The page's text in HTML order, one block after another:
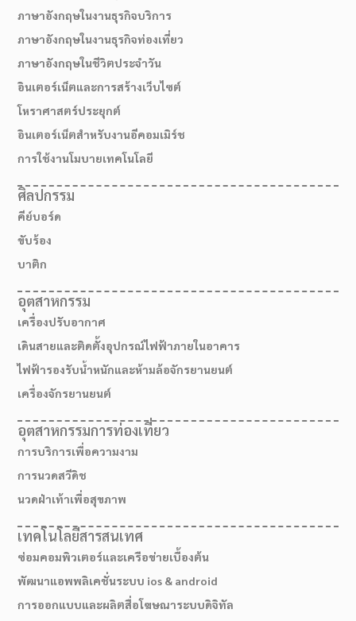
ภาษาอังกฤษในงานธุรกิจบริการ
ภาษาอังกฤษในงานธุรกิจท่องเที่ยว
ภาษาอังกฤษในชีวิตประจำวัน
อินเตอร์เน็ตและการสร้างเว็บไซต์
โหราศาสตร์ประยุกต์
อินเตอร์เน็ตสำหรับงานอีคอมเมิร์ช
การใช้งานโมบายเทคโนโลยี
ศิลปกรรม
คีย์บอร์ด
ขับร้อง
บาติก
อุตสาหกรรม
เครื่องปรับอากาศ
เดินสายและติดตั้งอุปกรณ์ไฟฟ้าภายในอาคาร
ไฟฟ้ารองรับน้ำหนักและห้ามล้อจักรยานยนต์
เครื่องจักรยานยนต์
อุตสาหกรรมการท่องเที่ยว
การบริการเพื่อความงาม
การนวดสวีดิช
นวดฝ่าเท้าเพื่อสุขภาพ
เทคโนโลยีสารสนเทศ
ซ่อมคอมพิวเตอร์และเครือข่ายเบื้องต้น
พัฒนาแอพพลิเคชั่นระบบ ios & android
การออกแบบและผลิตสื่อโฆษณาระบบดิจิทัล